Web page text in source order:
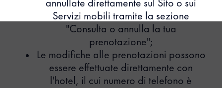
annullate direttamente sul Sito o sui
Servizi mobili tramite la sezione
"Consulta o annulla la tua
prenotazione";
Le modifiche alle prenotazioni possono
essere effettuate direttamente con
l'hotel, il cui numero di telefono è